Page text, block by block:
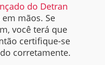
do Detran
mãos. Se
você terá que
certifique-se
corretamente.